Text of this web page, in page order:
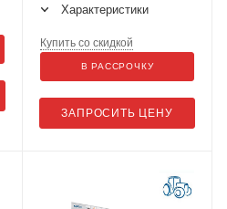
Характеристики
ЗАПРОСИТЬ ЦЕНУ
Купить со скидкой
В РАССРОЧКУ